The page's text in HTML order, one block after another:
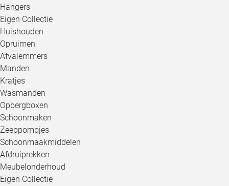
Hangers
Eigen Collectie
Huishouden
Opruimen
Afvalemmers
Manden
Kratjes
Wasmanden
Opbergboxen
Schoonmaken
Zeeppompjes
Schoonmaakmiddelen
Afdruiprekken
Meubelonderhoud
Eigen Collectie